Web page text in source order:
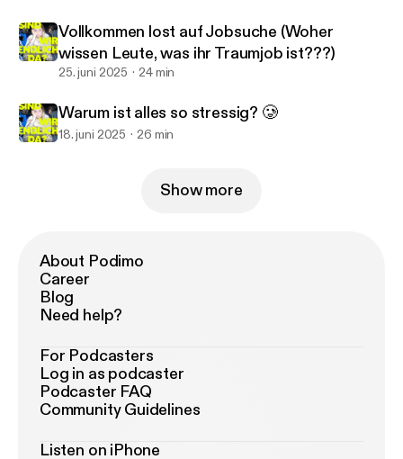
Vollkommen lost auf Jobsuche (Woher
wissen Leute, was ihr Traumjob ist???)
25. juni 2025 24 min
Warum ist alles so stressig? 🥲
18. juni 2025 26 min
Show more
About Podimo
Career
Blog
Need help?
For Podcasters
Log in as podcaster
Podcaster FAQ
Community Guidelines
Listen on iPhone